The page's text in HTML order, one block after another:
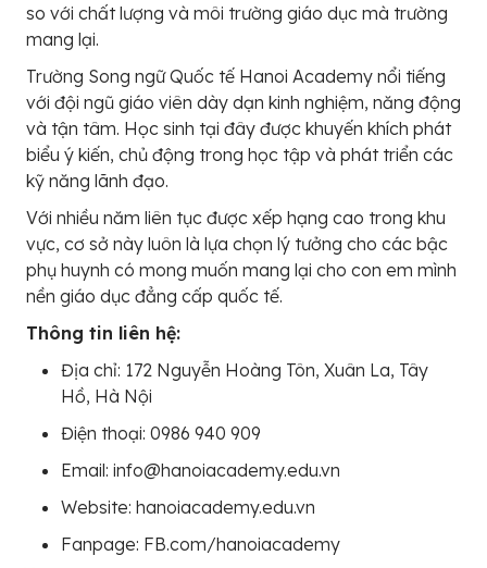
so với chất lượng và môi trường giáo dục mà trường
mang lại.
Trường Song ngữ Quốc tế Hanoi Academy nổi tiếng
với đội ngũ giáo viên dày dạn kinh nghiệm, năng động
và tận tâm. Học sinh tại đây được khuyến khích phát
biểu ý kiến, chủ động trong học tập và phát triển các
kỹ năng lãnh đạo.
Với nhiều năm liên tục được xếp hạng cao trong khu
vực, cơ sở này luôn là lựa chọn lý tưởng cho các bậc
phụ huynh có mong muốn mang lại cho con em mình
nền giáo dục đẳng cấp quốc tế.
Thông tin liên hệ:
Địa chỉ: 172 Nguyễn Hoàng Tôn, Xuân La, Tây
Hồ, Hà Nội
Điện thoại: 0986 940 909
Email: info@hanoiacademy.edu.vn
Website: hanoiacademy.edu.vn
Fanpage: FB.com/hanoiacademy